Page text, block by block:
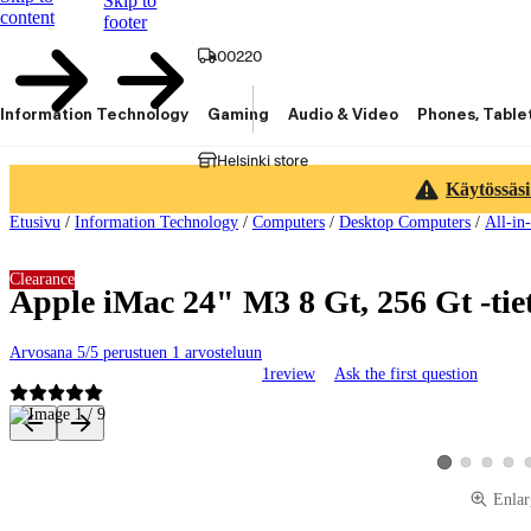
content
footer
00220
Helsinki store
Information Technology Gaming Audio & Video Phones,
Etusivu / Information Technology / Computers / Desktop Computers / All-in-
Apple iMac 24" M3 8 Gt, 256 Gt -
Arvosana 5/5 perustuen 1 arvosteluun
1review Ask the first question
Clearance
Product images and videos
View product
View product
View View